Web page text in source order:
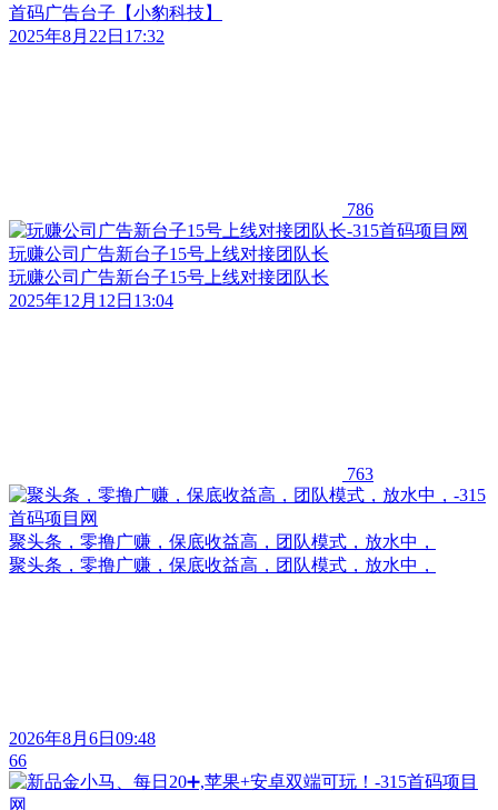
首码广告台子【小豹科技】
2025年8月22日17:32
786
玩赚公司广告新台子15号上线对接团队长
玩赚公司广告新台子15号上线对接团队长
2025年12月12日13:04
763
聚头条，零撸广赚，保底收益高，团队模式，放水中，
聚头条，零撸广赚，保底收益高，团队模式，放水中，
2026年8月6日09:48
66